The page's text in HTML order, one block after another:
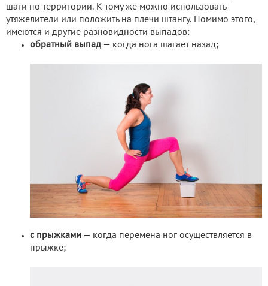
шаги по территории. К тому же можно использовать
утяжелители или положить на плечи штангу. Помимо этого,
имеются и другие разновидности выпадов:
обратный выпад — когда нога шагает назад;
с прыжками — когда перемена ног осуществляется в
прыжке;